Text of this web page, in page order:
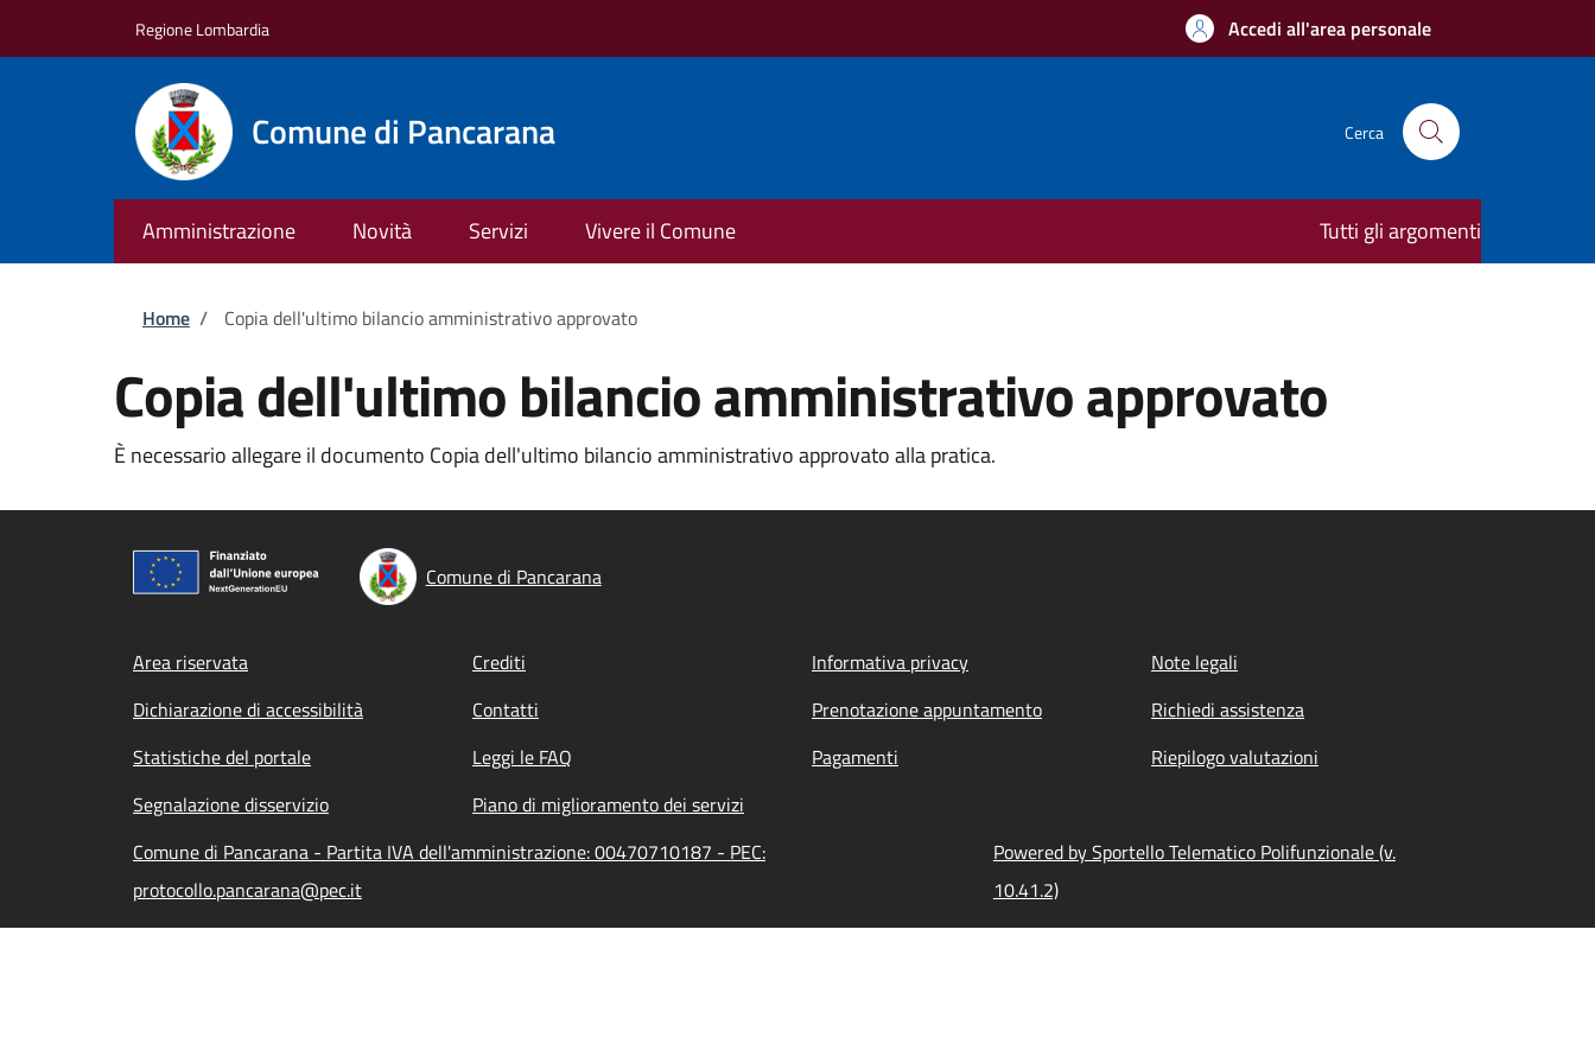
Regione Lombardia Accedi all'area personale
Comune di Pancarana Cerca
Amministrazione Novità Servizi Vivere il Comune Tutti gli argomenti
Briciole di pane
Home / Copia dell'ultimo bilancio amministrativo approvato
Copia dell'ultimo bilancio amministrativo approvato
È necessario allegare il documento Copia dell'ultimo bilancio amministrativo approvato alla pratica.
Comune di Pancarana
Footer menu
Area riservata Crediti Informativa privacy
Note legali
Dichiarazione di accessibilità
Contatti Prenotazione appuntamento
Richiedi assistenza
Statistiche del portale
Leggi le FAQ Pagamenti
Riepilogo valutazioni
Segnalazione disservizio
Piano di miglioramento dei servizi
Comune di Pancarana - Partita IVA dell'amministrazione: 00470710187 - PEC:
protocollo.pancarana@pec.it
Powered by Sportello Telematico Polifunzionale (v.
10.41.2)